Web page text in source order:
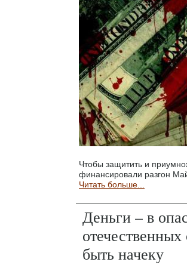
Чтобы защитить и
финансировали разгон
Читать больше...
Деньги – в
быть начеку